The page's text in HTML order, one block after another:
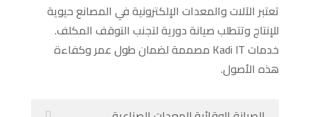
تعتبر الآلات والمعدات الإلكترونية في المصانع حيوية
للإنتاج وتتطلب صيانة دورية لتجنب التوقف المكلف.
خدمات Kadi IT مصممة لضمان طول عمر وكفاءة
هذه الأصول.